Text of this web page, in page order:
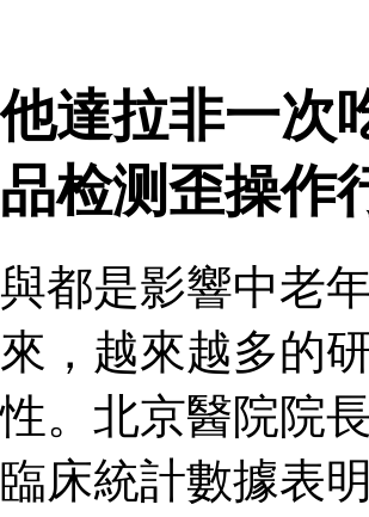
他達拉非一次
品检测歪操作
與都是影響中老
來，越來越多的
性。北京醫院院
臨床統計數據表